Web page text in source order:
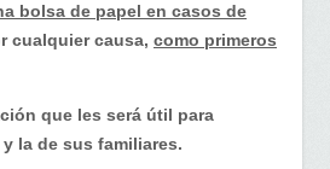
bolsa de papel en casos de
cualquier causa, como primeros
que les será útil para
la de sus familiares.